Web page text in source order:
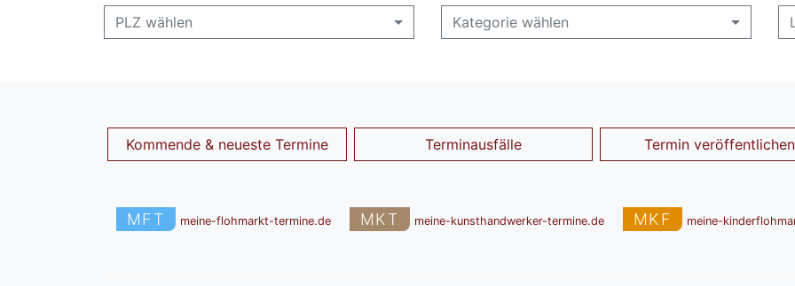
PLZ wählen Kategorie wählen
Kommende & neueste Termine Terminausfälle Termin veröffentlichen
MFT meine-flohmarkt-termine.de MKT meine-kunsthandwerker-termine.de MKF meine-